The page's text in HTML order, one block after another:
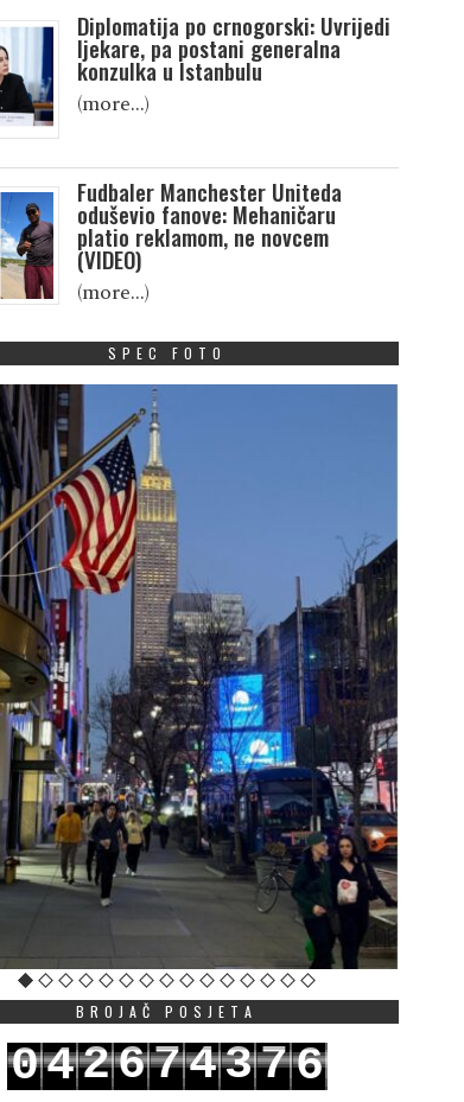
Diplomatija po crnogorski: Uvrijedi
ljekare, pa postani generalna
konzulka u Istanbulu
(more…)
Fudbaler Manchester Uniteda
oduševio fanove: Mehaničaru
platio reklamom, ne novcem
(VIDEO)
(more…)
SPEC FOTO
BROJAČ POSJETA
042674376